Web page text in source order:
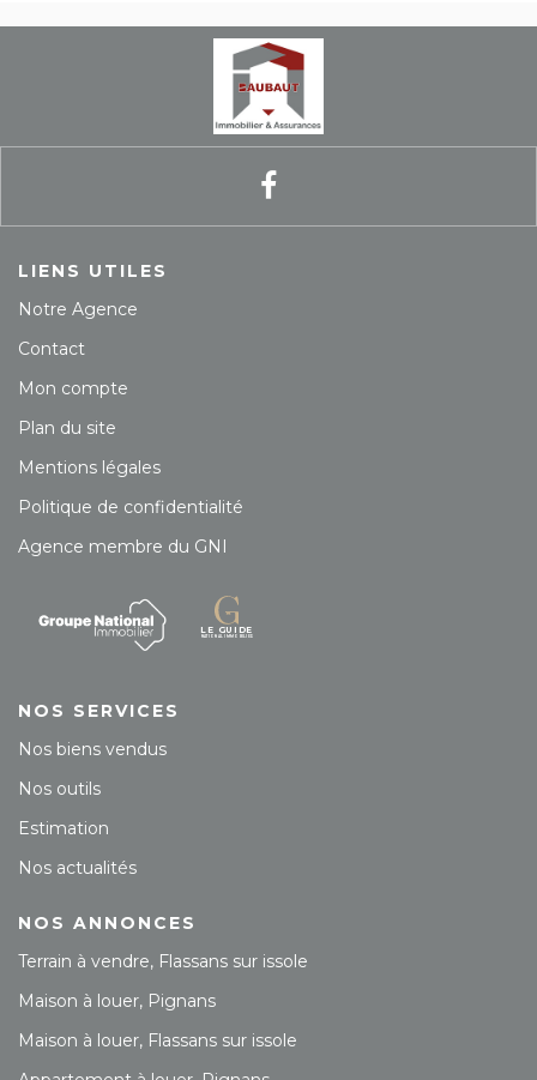
LIENS UTILES
Notre Agence
Contact
Mon compte
Plan du site
Mentions légales
Politique de confidentialité
Agence membre du GNI
NOS SERVICES
Nos biens vendus
Nos outils
Estimation
Nos actualités
NOS ANNONCES
Terrain à vendre, Flassans sur issole
Maison à louer, Pignans
Maison à louer, Flassans sur issole